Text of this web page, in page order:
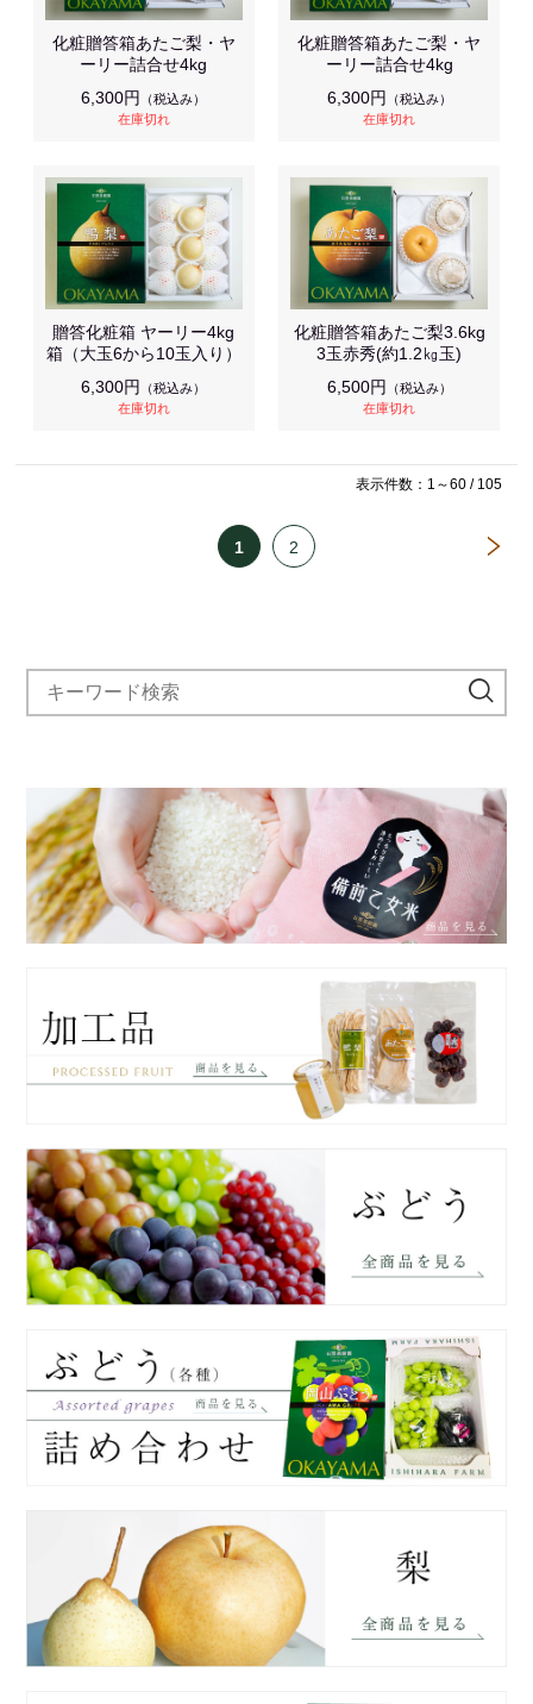
化粧贈答箱あたご梨・ヤ
ーリー詰合せ4kg
6,300円
（税込み）
在庫切れ
化粧贈答箱あたご梨・ヤ
ーリー詰合せ4kg
6,300円
（税込み）
在庫切れ
贈答化粧箱 ヤーリー4kg
箱（大玉6から10玉入り）
6,300円
（税込み）
在庫切れ
化粧贈答箱あたご梨3.6kg
3玉赤秀(約1.2㎏玉)
6,500円
（税込み）
在庫切れ
表示件数：1～60 / 105
1 2